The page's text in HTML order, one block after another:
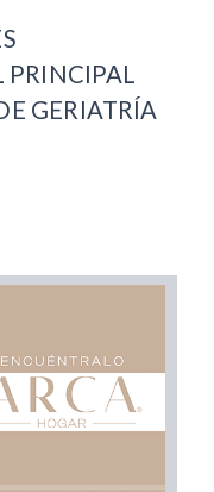
PRINCIPAL
GERIATRÍA